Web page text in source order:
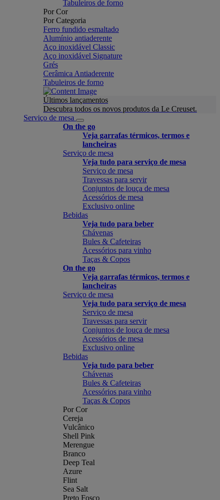
Tabuleiros de forno
Por Cor
Por Categoria
Ferro fundido esmaltado
Alumínio antiaderente
Aço inoxidável Classic
Aço inoxidável Signature
Grés
Cerâmica Antiaderente
Tabuleiros de forno
Últimos lançamentos
Descubra todos os novos produtos da Le Creuset.
Serviço de mesa
On the go
Veja garrafas térmicos, termos e
lancheiras
Serviço de mesa
Veja tudo para serviço de mesa
Serviço de mesa
Travessas para servir
Conjuntos de louça de mesa
Acessórios de mesa
Exclusivo online
Bebidas
Veja tudo para beber
Chávenas
Bules & Cafeteiras
Acessórios para vinho
Taças & Copos
On the go
Veja garrafas térmicos, termos e
lancheiras
Serviço de mesa
Veja tudo para serviço de mesa
Serviço de mesa
Travessas para servir
Conjuntos de louça de mesa
Acessórios de mesa
Exclusivo online
Bebidas
Veja tudo para beber
Chávenas
Bules & Cafeteiras
Acessórios para vinho
Taças & Copos
Por Cor
Cereja
Vulcânico
Shell Pink
Merengue
Branco
Deep Teal
Azure
Flint
Sea Salt
Preto Fosco